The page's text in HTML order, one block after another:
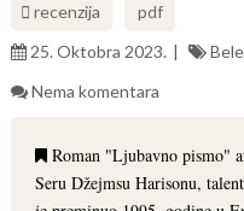
recenzija
pdf
25. Oktobra 2023.
Nema komentara
Roman "Ljubavno pismo"
Seru Džejmsu Harisonu,